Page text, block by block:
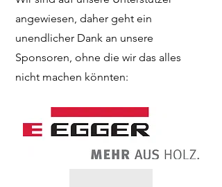
angewiesen, daher geht ein
unendlicher Dank an unsere
Sponsoren, ohne die wir das alles
nicht machen könnten: